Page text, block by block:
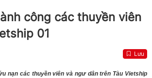
công các thuyền viên
01
Lưu
nạn các thuyền viên và ngư dân trên Tàu Vietship